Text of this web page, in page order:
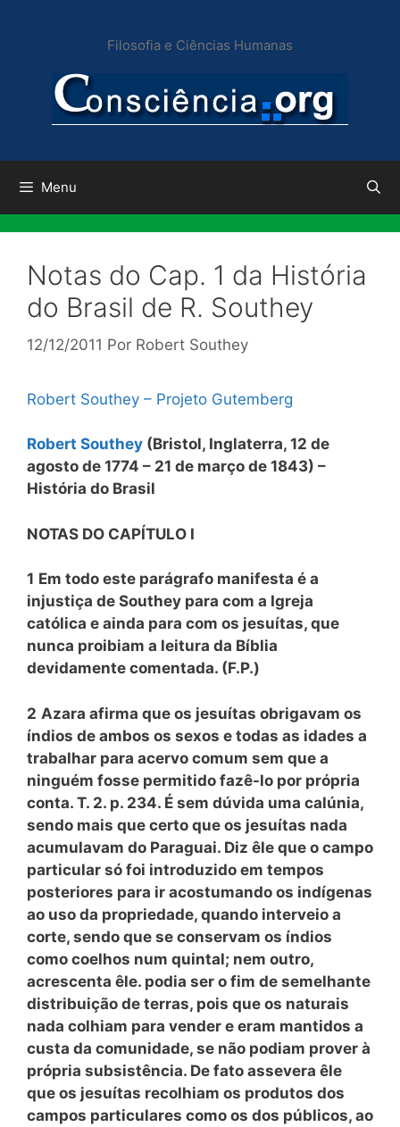
conteúdo
Filosofia e Ciências Humanas
Menu
Notas do Cap. 1 da História
do Brasil de R. Southey
12/12/2011 Por Robert Southey
Robert Southey – Projeto Gutemberg
Robert Southey (Bristol, Inglaterra, 12 de
agosto de 1774 – 21 de março de 1843) –
História do Brasil
NOTAS DO CAPÍTULO I
1 Em todo este parágrafo manifesta é a
injustiça de Southey para com a Igreja
católica e ainda para com os jesuítas, que
nunca proibiam a leitura da Bíblia
devidamente comentada. (F.P.)
2 Azara afirma que os jesuítas obrigavam os
índios de ambos os sexos e todas as idades a
trabalhar para acervo comum sem que a
ninguém fosse permitido fazê-lo por própria
conta. T. 2. p. 234. É sem dúvida uma calúnia,
sendo mais que certo que os jesuítas nada
acumulavam do Paraguai. Diz êle que o campo
particular só foi introduzido em tempos
posteriores para ir acostumando os indígenas
ao uso da propriedade, quando interveio a
corte, sendo que se conservam os índios
como coelhos num quintal; nem outro,
acrescenta êle. podia ser o fim de semelhante
distribuição de terras, pois que os naturais
nada colhiam para vender e eram mantidos a
custa da comunidade, se não podiam prover à
própria subsistência. De fato assevera êle
que os jesuítas recolhiam os produtos dos
campos particulares como os dos públicos, ao